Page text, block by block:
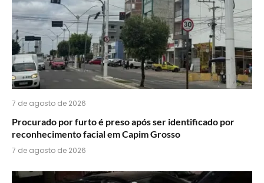
7 de agosto de 2026
Procurado por furto é preso após ser identificado por
reconhecimento facial em Capim Grosso
7 de agosto de 2026